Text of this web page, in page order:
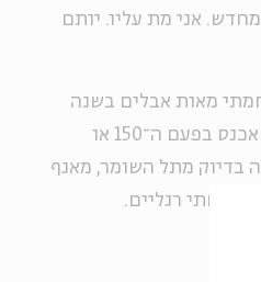
אני מת עליו. יותם
מאות אבלים בשנה
וחצי האלה. אף פעם אין באמת מילים. גם עכשיו, אם אני אכנס בפעם ה־150 או
בדיוק מתל השומר, מאגף
שתי רגליים.